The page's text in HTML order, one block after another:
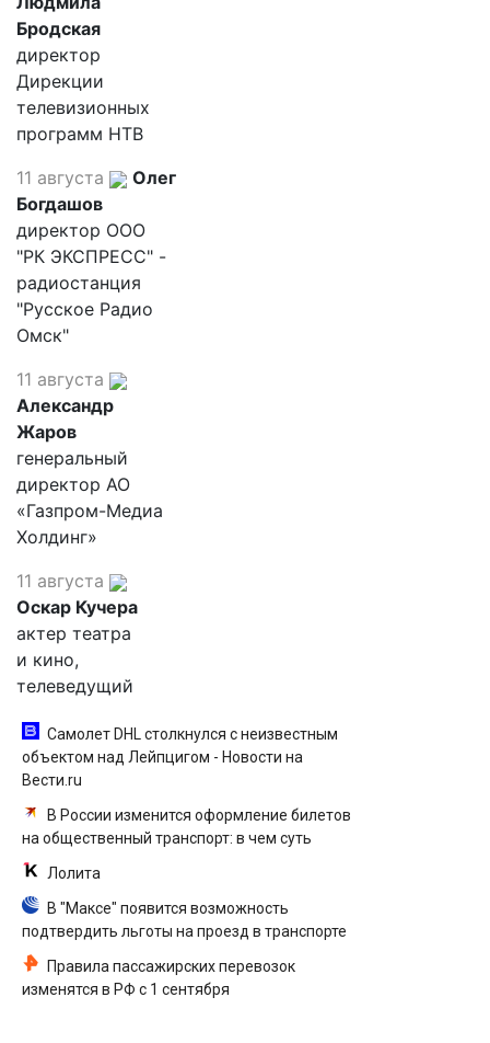
Бродская
директор
Дирекции
телевизионных
программ НТВ
11 августа
Олег
Богдашов
директор ООО
"РК ЭКСПРЕСС" -
радиостанция
"Русское Радио
Омск"
11 августа
Александр
Жаров
генеральный
директор АО
«Газпром-Медиа
Холдинг»
11 августа
Оскар Кучера
актер театра
и кино,
телеведущий
Самолет DHL столкнулся с неизвестным
объектом над Лейпцигом - Новости на
Вести.ru
В России изменится оформление билетов
на общественный транспорт: в чем суть
Лолита
В "Максе" появится возможность
подтвердить льготы на проезд в транспорте
Правила пассажирских перевозок
изменятся в РФ с 1 сентября